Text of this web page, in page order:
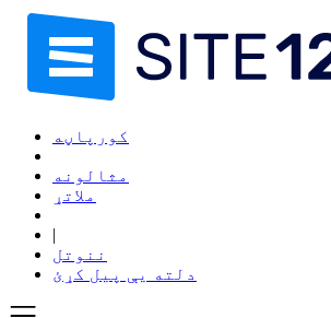
کورپاڼه
مثالونه
ملاتړ
|
ننوتل
دلته یې پیل کړئ